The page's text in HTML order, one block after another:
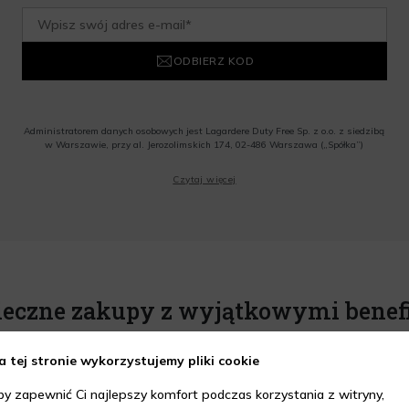
ODBIERZ KOD
Administratorem danych osobowych jest Lagardere Duty Free Sp. z o.o. z siedzibą
w Warszawie, przy al. Jerozolimskich 174, 02-486 Warszawa („Spółka”)
o.o. informacji handlowych, w tym newslettera, informacji o promocjach i
Czytaj więcej
zakupy z wyjątkowymi
tej stronie wykorzystujemy pliki cookie
zapewnić Ci najlepszy komfort podczas korzystania z witryny,